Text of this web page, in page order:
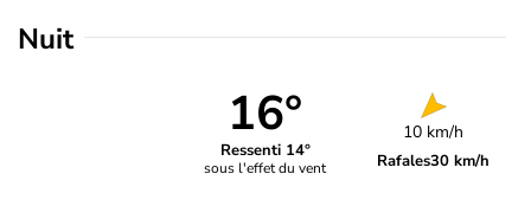
Nuit
16°
Ressenti 14°
sous l'effet du vent
10 km/h
Rafales30 km/h